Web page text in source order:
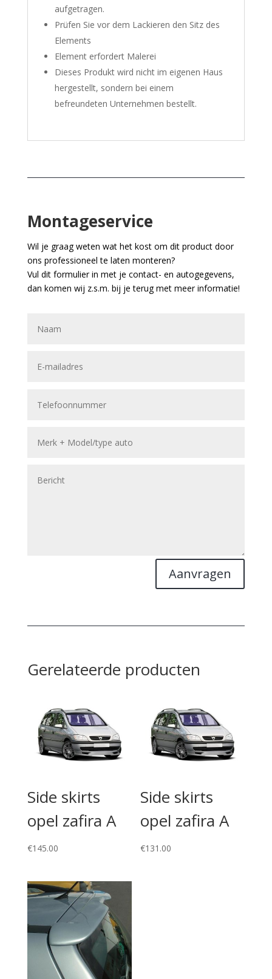
aufgetragen.
Prüfen Sie vor dem Lackieren den Sitz des
Elements
Element erfordert Malerei
Dieses Produkt wird nicht im eigenen Haus
hergestellt, sondern bei einem
befreundeten Unternehmen bestellt.
Montageservice
Wil je graag weten wat het kost om dit product door
ons professioneel te laten monteren?
Vul dit formulier in met je contact- en autogegevens,
dan komen wij z.s.m. bij je terug met meer informatie!
Aanvragen
Gerelateerde producten
Side skirts
opel zafira A
€145.00
Side skirts
opel zafira A
€131.00